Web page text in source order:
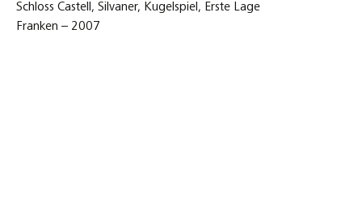
Schloss Castell, Silvaner, Kugelspiel, Erste Lage
Franken – 2007